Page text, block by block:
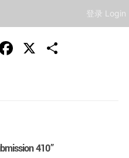
登录 Login
Facebook
X
410”